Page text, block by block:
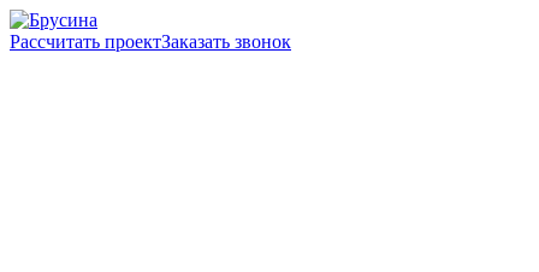
Рассчитать проектЗаказать звонок